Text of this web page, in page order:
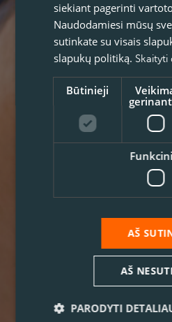
siekiant pagerinti
Naudodamiesi mūsų
sutinkate su visais
slapukų politiką. Skaityti
Būtinieji
AŠ
AŠ
PARODYTI